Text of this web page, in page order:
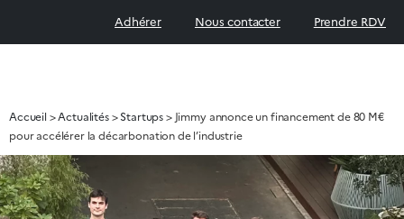
Adhérer Nous contacter Prendre RDV
Accueil >Actualités>Startups>Jimmy annonce un financement de 80 M€
pour accélérer la décarbonation de l’industrie